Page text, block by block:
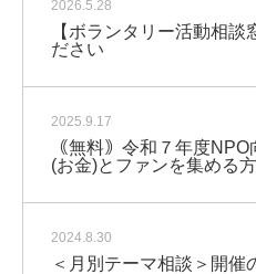
2026.5.28
【ボランタリー活動相談
ださい
2025.9.17
｟無料｠令和７年度
(お金)とファンを集める方
2024.8.30
＜月別テーマ相談＞開催